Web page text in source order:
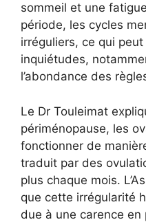
sommeil et une
période, les cycles
irréguliers, ce qui
inquiétudes,
l’abondance des
Le Dr Touleimat
périménopause, les
fonctionner de
traduit par des
plus chaque mois.
que cette irrégularité
due à une carence